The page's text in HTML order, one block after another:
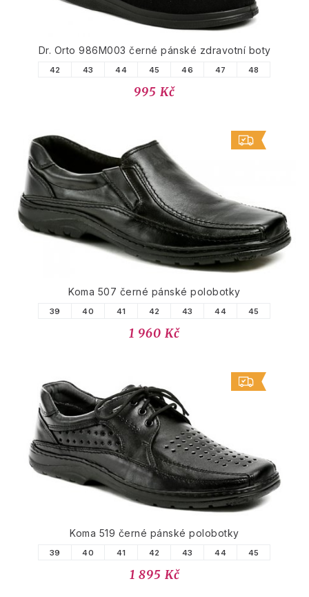
Dr. Orto 986M003 černé pánské zdravotní boty
42 43 44 45 46 47 48
995 Kč
Koma 507 černé pánské polobotky
39 40 41 42 43 44 45
1 960 Kč
Koma 519 černé pánské polobotky
39 40 41 42 43 44 45
1 895 Kč